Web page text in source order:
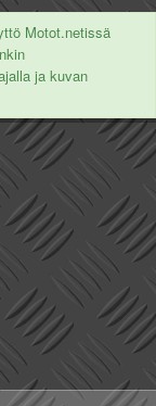
Motot.netissä
ja kuvan